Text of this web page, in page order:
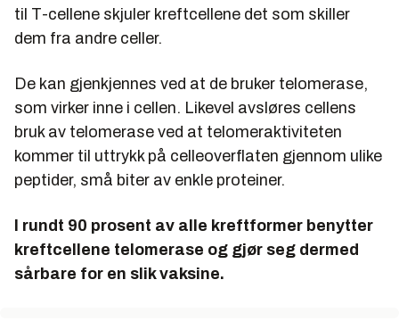
til T-cellene skjuler kreftcellene det som skiller
dem fra andre celler.
De kan gjenkjennes ved at de bruker telomerase,
som virker inne i cellen. Likevel avsløres cellens
bruk av telomerase ved at telomeraktiviteten
kommer til uttrykk på celleoverflaten gjennom ulike
peptider, små biter av enkle proteiner.
I rundt 90 prosent av alle kreftformer benytter
kreftcellene telomerase og gjør seg dermed
sårbare for en slik vaksine.